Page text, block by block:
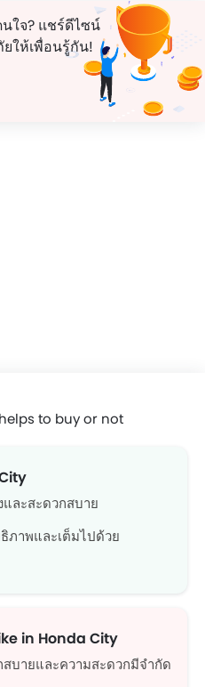
ใจ? แชร์ดีไซน์
ให้เพื่อนรู้กัน!
to buy or not
และสะดวกสบาย
ภาพและเต็มไปด้วย
in Honda City
บายและความสะดวกมีจำกัด